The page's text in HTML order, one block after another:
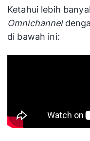
Ketahui lebih
Omnichannel
di bawah ini: